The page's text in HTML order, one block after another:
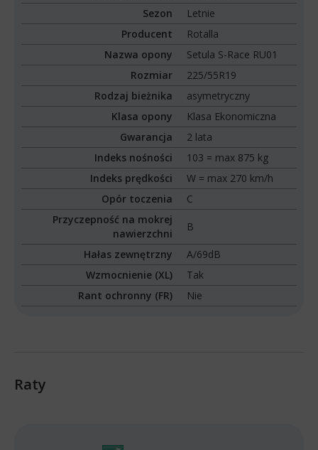
Sezon
Letnie
Producent
Rotalla
Nazwa opony
Setula S-Race RU01
Rozmiar
225/55R19
Rodzaj bieżnika
asymetryczny
Klasa opony
Klasa Ekonomiczna
Gwarancja
2 lata
Indeks nośności
103 = max 875 kg
Indeks prędkości
W = max 270 km/h
Opór toczenia
C
Przyczepność na mokrej
nawierzchni
B
Hałas zewnętrzny
A/69dB
Wzmocnienie (XL)
Tak
Rant ochronny (FR)
Nie
Raty